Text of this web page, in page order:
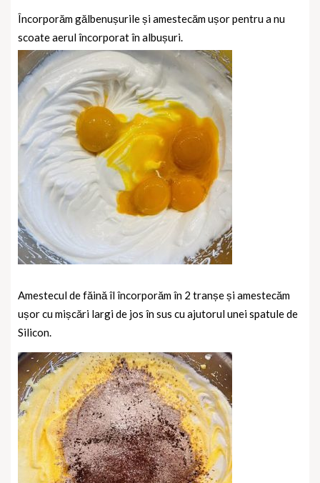
Încorporăm gălbenușurile și amestecăm ușor pentru a nu
scoate aerul încorporat în albușuri.
Amestecul de făină îl încorporăm în 2 tranșe și amestecăm
ușor cu mișcări largi de jos în sus cu ajutorul unei spatule de
Silicon.